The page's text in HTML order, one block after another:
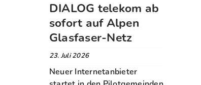
DIALOG telekom ab
sofort auf Alpen
Glasfaser-Netz
23. Juli 2026
Neuer Internetanbieter